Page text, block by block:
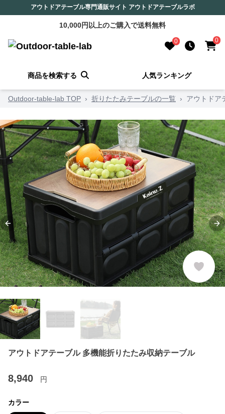
アウトドアテーブル専門通販サイト アウトドアテーブルラボ
10,000円以上のご購入で送料無料
0 0
商品を検索する 人気ランキング
Outdoor-table-lab TOP › 折りたたみテーブルの一覧 › アウトドア
Previous slide
アウトドアテーブル 多機能折りたたみ収納テーブル
8,940 円
カラー